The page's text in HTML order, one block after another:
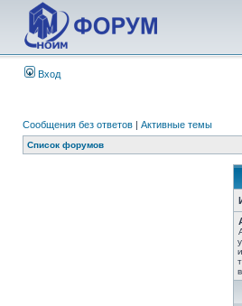
Вход
Сообщения без ответов | Активные темы
Список форумов